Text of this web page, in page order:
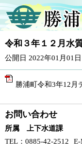
令和３年１２月水
公開日 2022年01月01日
勝浦町令和3年12月
お問い合わせ
所属 上下水道課
TEL ：0885-42-2512